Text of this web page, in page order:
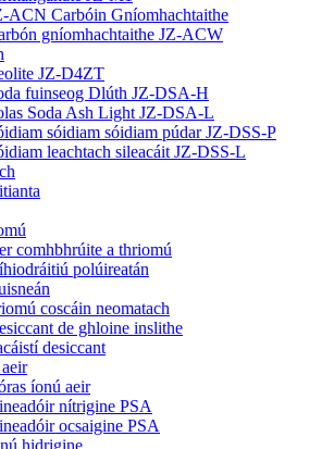
ACN Carbóin Gníomhachtaithe
gníomhachtaithe JZ-ACW
JZ-D4ZT
fuinseog Dlúth JZ-DSA-H
Soda Ash Light JZ-DSA-L
sóidiam sóidiam púdar JZ-DSS-P
leachtach sileacáit JZ-DSS-L
comhbhrúite a thriomú
polúireatán
coscáin neomatach
de ghloine inslithe
desiccant
íonú aeir
nítrigine PSA
ocsaigine PSA
hidrigine